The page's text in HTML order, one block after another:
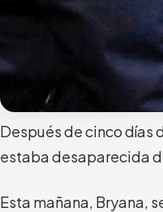
Después de cinco días
estaba desaparecida
Esta mañana, Bryana,